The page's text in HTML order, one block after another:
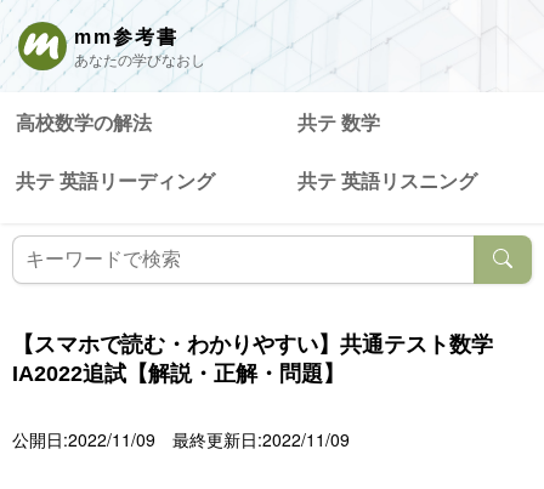
mm参考書
あなたの学びなおし
高校数学の解法 共テ 数学
共テ 英語リーディング 共テ 英語リスニング
【スマホで読む・わかりやすい】共通テスト数学
IA2022追試【解説・正解・問題】
公開日:2022/11/09 最終更新日:2022/11/09